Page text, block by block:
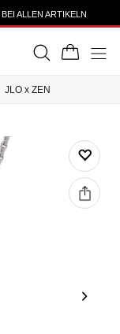
ALLEN ARTIKELN
JLO x ZEN